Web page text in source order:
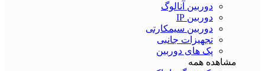
دوربین آنالوگ
دوربین IP
دوربین سیمکارتی
تجهیزات جانبی
پک های دوربین
مشاهده همه